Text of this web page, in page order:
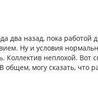
два назад, пока работой
Ну и условия
Коллектив неплохой. Вот
могу сказать, что